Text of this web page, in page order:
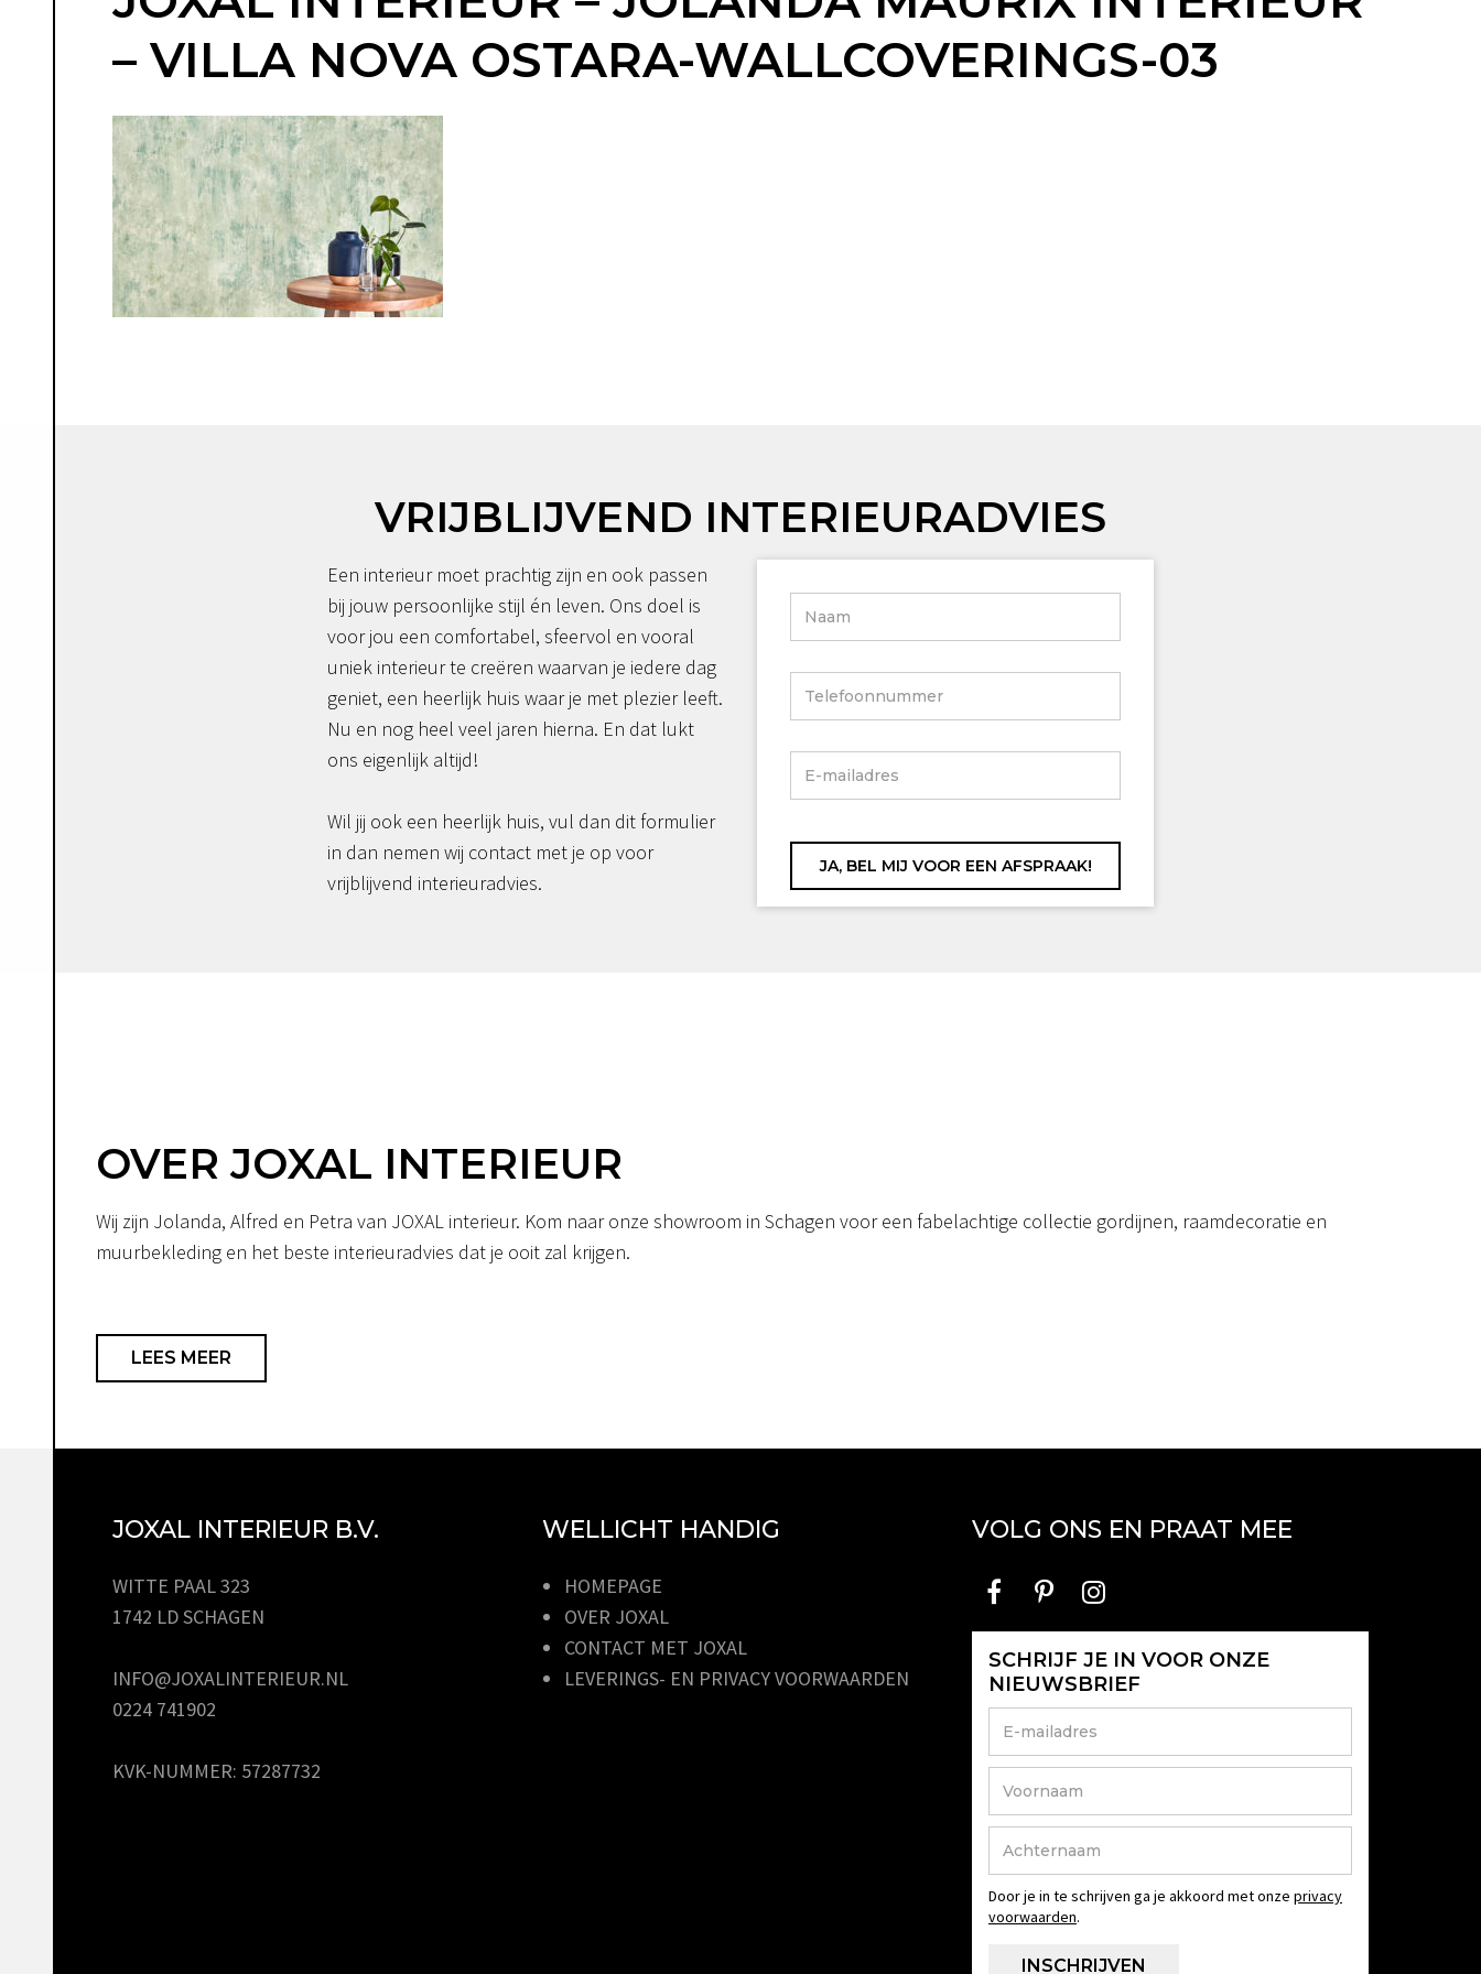
– VILLA NOVA OSTARA-WALLCOVERINGS-03
VRIJBLIJVEND INTERIEURADVIES
Een interieur moet prachtig zijn en ook passen
bij jouw persoonlijke stijl én leven. Ons doel is
voor jou een comfortabel, sfeervol en vooral
uniek interieur te creëren waarvan je iedere dag
geniet, een heerlijk huis waar je met plezier leeft.
Nu en nog heel veel jaren hierna. En dat lukt
ons eigenlijk altijd!
Wil jij ook een heerlijk huis, vul dan dit formulier
in dan nemen wij contact met je op voor
vrijblijvend interieuradvies.
OVER JOXAL INTERIEUR
Wij zijn Jolanda, Alfred en Petra van JOXAL interieur. Kom naar onze showroom in Schagen voor een fabelachtige collectie gordijnen, raamdecoratie en
muurbekleding en het beste interieuradvies dat je ooit zal krijgen.
LEES MEER
JOXAL INTERIEUR B.V.
WITTE PAAL 323
1742 LD SCHAGEN
INFO@JOXALINTERIEUR.NL
0224 741902
KVK-NUMMER: 57287732
WELLICHT HANDIG
HOMEPAGE
OVER JOXAL
CONTACT MET JOXAL
LEVERINGS- EN PRIVACY VOORWAARDEN
VOLG ONS EN PRAAT MEE
SCHRIJF JE IN VOOR ONZE
NIEUWSBRIEF
Door je in te schrijven ga je akkoord met onze privacy
voorwaarden.